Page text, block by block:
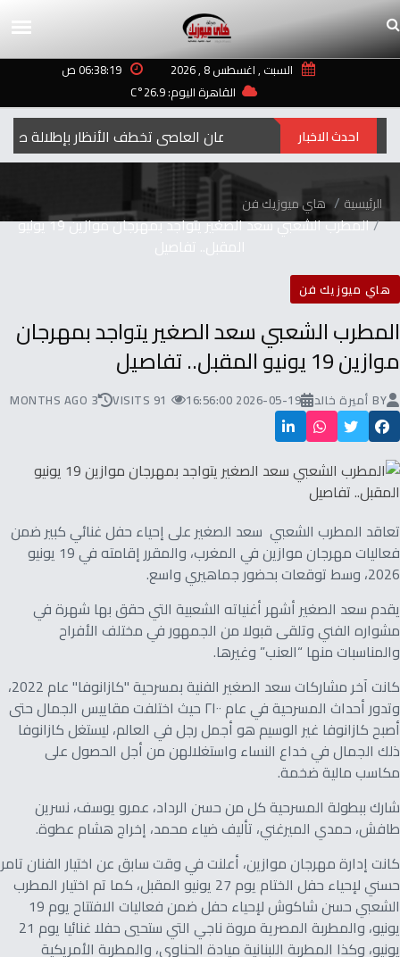
السبت , اغسطس 8 , 2026
06:38:19 ص
القاهرة اليوم: 26.9°C
إيمان العاصي تخطف الأنظار بإطلالة احدث الاخبار
الرئيسية هاي ميوزيك فن
المطرب الشعبي سعد الصغير يتواجد بمهرجان موازين 19 يونيو
المقبل.. تفاصيل
هاي ميوزيك فن
المطرب الشعبي سعد الصغير يتواجد بمهرجان
موازين 19 يونيو المقبل.. تفاصيل
BY أميرة خالد 2026-05-19 16:56:00
91 VISITS
3 MONTHS AGO
تعاقد المطرب الشعبي سعد الصغير على إحياء حفل غنائي كبير ضمن
فعاليات مهرجان موازين في المغرب، والمقرر إقامته في 19 يونيو
2026، وسط توقعات بحضور جماهيري واسع.
يقدم سعد الصغير أشهر أغنياته الشعبية التي حقق بها شهرة في
مشواره الفني وتلقى قبولا من الجمهور في مختلف الأفراح
والمناسبات منها “العنب” وغيرها.
كانت آخر مشاركات سعد الصغير الفنية بمسرحية "كازانوفا" عام 2022،
وتدور أحداث المسرحية في عام ٢١٠٠ حيث اختلفت مقاييس الجمال حتى
أصبح كازانوفا غير الوسيم هو أجمل رجل في العالم، ليستغل كازانوفا
ذلك الجمال في خداع النساء واستغلالهن من أجل الحصول على
مكاسب مالية ضخمة.
شارك ببطولة المسرحية كل من حسن الرداد، عمرو يوسف، نسرين
طافش، حمدي الميرغني، تأليف ضياء محمد، إخراج هشام عطوة.
كانت إدارة مهرجان موازين، أعلنت في وقت سابق عن اختيار الفنان تامر
حسني لإحياء حفل الختام يوم 27 يونيو المقبل، كما تم اختيار المطرب
الشعبي حسن شاكوش لإحياء حفل ضمن فعاليات الافتتاح يوم 19
يونيو، والمطربة المصرية مروة ناجي التي ستحيي حفلا غنائيا يوم 21
يونيو، وكذا المطربة اللبنانية ميادة الحناوي، والمطربة الأمريكية